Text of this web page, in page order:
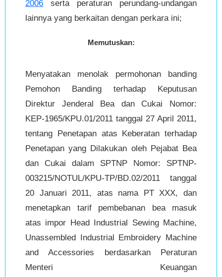
2006 serta peraturan perundang-undangan
lainnya yang berkaitan dengan perkara ini;
Memutuskan:
Menyatakan menolak permohonan banding
Pemohon Banding terhadap Keputusan
Direktur Jenderal Bea dan Cukai Nomor:
KEP-1965/KPU.01/2011 tanggal 27 April 2011,
tentang Penetapan atas Keberatan terhadap
Penetapan yang Dilakukan oleh Pejabat Bea
dan Cukai dalam SPTNP Nomor: SPTNP-
003215/NOTUL/KPU-TP/BD.02/2011 tanggal
20 Januari 2011, atas nama PT XXX, dan
menetapkan tarif pembebanan bea masuk
atas impor Head Industrial Sewing Machine,
Unassembled Industrial Embroidery Machine
and Accessories berdasarkan Peraturan
Menteri Keuangan